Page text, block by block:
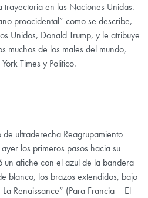
trayectoria en las Naciones Unidas.
proocidental” como se describe,
Unidos, Donald Trump, y le atribuye
muchos de los males del mundo,
Times y Politico.
ultraderecha Reagrupamiento
los primeros pasos hacia su
un afiche con el azul de la bandera
blanco, los brazos extendidos, bajo
Renaissance” (Para Francia – El